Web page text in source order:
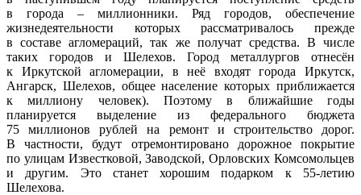
в города – миллионники. Ряд городов, обеспечение
жизнедеятельности которых рассматривалось прежде
в составе агломераций, так же получат средства. В числе
таких городов и Шелехов. Город металлургов отнесён
к Иркутской агломерации, в неё входят города Иркутск,
Ангарск, Шелехов, общее население которых приближается
к миллиону человек). Поэтому в ближайшие годы
планируется выделение из федерального бюджета
75 миллионов рублей на ремонт и строительство дорог.
В частности, будут отремонтировано дорожное покрытие
по улицам Известковой, Заводской, Орловских Комсомольцев
и другим. Это станет хорошим подарком к 55-летию
Шелехова.